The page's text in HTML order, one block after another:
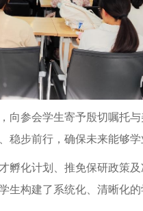
向参会学生寄予殷切嘱托
步前行，确保未来能够学
孵化计划、推免保研政策
构建了系统化、清晰化的